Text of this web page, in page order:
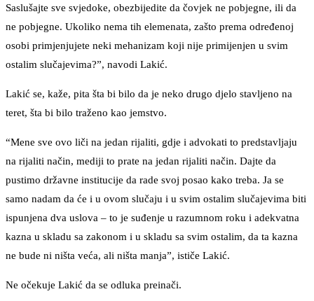
Saslušajte sve svjedoke, obezbijedite da čovjek ne pobjegne, ili da
ne pobjegne. Ukoliko nema tih elemenata, zašto prema određenoj
osobi primjenjujete neki mehanizam koji nije primijenjen u svim
ostalim slučajevima?”, navodi Lakić.
Lakić se, kaže, pita šta bi bilo da je neko drugo djelo stavljeno na
teret, šta bi bilo traženo kao jemstvo.
“Mene sve ovo liči na jedan rijaliti, gdje i advokati to predstavljaju
na rijaliti način, mediji to prate na jedan rijaliti način. Dajte da
pustimo državne institucije da rade svoj posao kako treba. Ja se
samo nadam da će i u ovom slučaju i u svim ostalim slučajevima biti
ispunjena dva uslova – to je suđenje u razumnom roku i adekvatna
kazna u skladu sa zakonom i u skladu sa svim ostalim, da ta kazna
ne bude ni ništa veća, ali ništa manja”, ističe Lakić.
Ne očekuje Lakić da se odluka preinači.